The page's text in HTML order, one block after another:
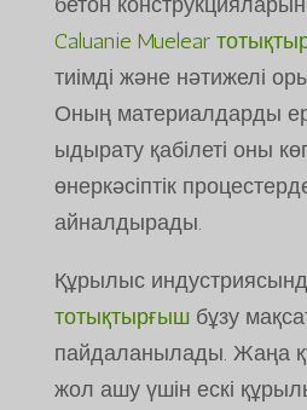
Caluanie Muelear
тиімді және нәтижелі
Оның материалдарды
ыдырату қабілеті оны
өнеркәсіптік
айналдырады.
Құрылыс
тотықтырғышбұзу
пайдаланылады. Жаңа
жол ашу үшін ескі